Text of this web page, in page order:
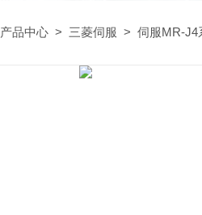
产品中心 > 三菱伺服 > 伺服MR-J4